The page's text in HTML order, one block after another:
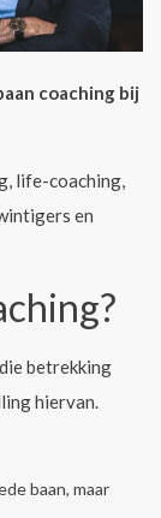
coaching bij
life-coaching,
en
betrekking
hiervan.
baan, maar